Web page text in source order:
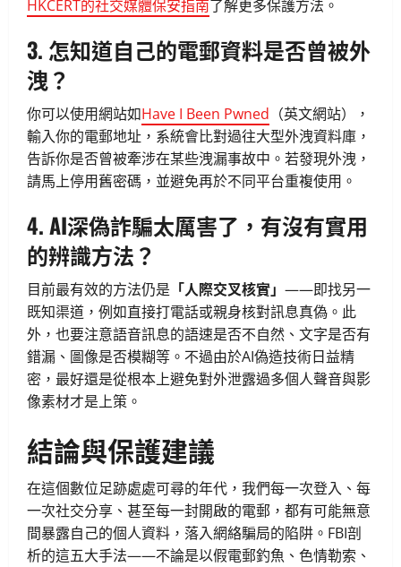
HKCERT的社交媒體保安指南了解更多保護方法。
3. 怎知道自己的電郵資料是否曾被外
洩？
你可以使用網站如Have I Been Pwned （英文網站），
輸入你的電郵地址，系統會比對過往大型外洩資料庫，
告訴你是否曾被牽涉在某些洩漏事故中。若發現外洩，
請馬上停用舊密碼，並避免再於不同平台重複使用。
4. AI深偽詐騙太厲害了，有沒有實用
的辨識方法？
目前最有效的方法仍是 「人際交叉核實」 ——即找另一
既知渠道，例如直接打電話或親身核對訊息真偽。此
外，也要注意語音訊息的語速是否不自然、文字是否有
錯漏、圖像是否模糊等。不過由於AI偽造技術日益精
密，最好還是從根本上避免對外泄露過多個人聲音與影
像素材才是上策。
結論與保護建議
在這個數位足跡處處可尋的年代，我們每一次登入、每
一次社交分享、甚至每一封開啟的電郵，都有可能無意
間暴露自己的個人資料，落入網絡騙局的陷阱。FBI剖
析的這五大手法——不論是以假電郵釣魚、色情勒索、